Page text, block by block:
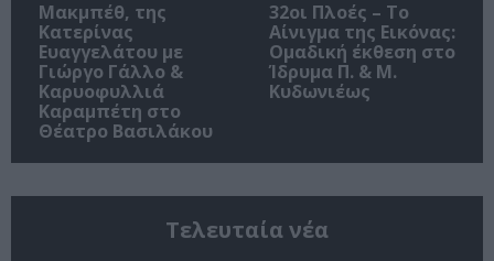
Μακμπέθ, της
Κατερίνας
Ευαγγελάτου με
Γιώργο Γάλλο &
Καρυοφυλλιά
Καραμπέτη στο
Θέατρο Βασιλάκου
32οι Πλοές – Το
Αίνιγμα της Εικόνας:
Ομαδική έκθεση στο
Ίδρυμα Π. & Μ.
Κυδωνιέως
Τελευταία νέα